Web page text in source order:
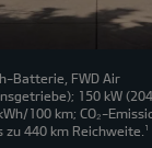
Batterie, FWD Air
150 kW
100 km; CO₂-
zu 440 km Reichweite.
1